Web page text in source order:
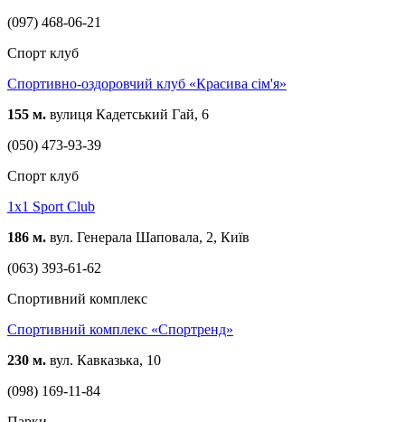
(097) 468-06-21
Спорт клуб
Спортивно-оздоровчий клуб «Красива сім'я»
155 м. вулиця Кадетський Гай, 6
(050) 473-93-39
Спорт клуб
1х1 Sport Club
186 м. вул. Генерала Шаповала, 2, Київ
(063) 393-61-62
Спортивний комплекс
Спортивний комплекс «Спортренд»
230 м. вул. Кавказька, 10
(098) 169-11-84